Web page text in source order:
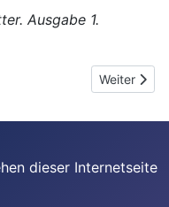
Ausgabe 1.
Pfau, ein Verlierer, der
Nächster
Weiter
dieser Internetseite